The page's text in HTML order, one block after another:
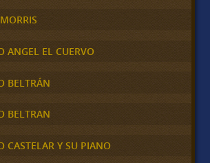
ANGEL EL CUERVO
BELTRÁN
BELTRAN
CASTELAR Y SU PIANO